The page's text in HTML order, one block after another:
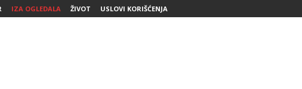
IZA OGLEDALA ŽIVOT USLOVI KORIŠĆENJA